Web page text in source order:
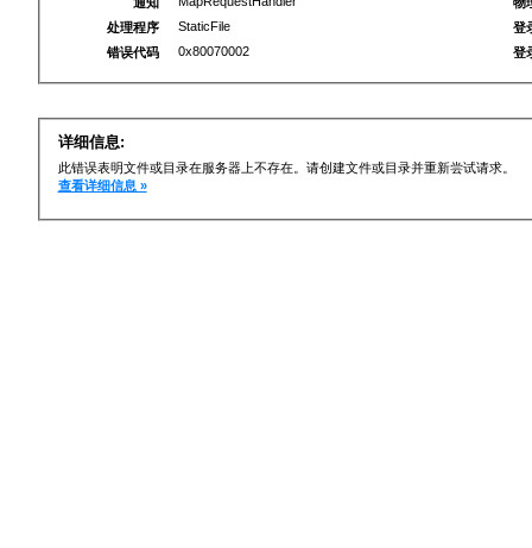
处理程序
StaticFile
错误代码
0x80070002
登
登
详细信息:
此错误表明文件或目录在服务器上不存在。请创建文件或目录并重新尝试请求。
查看详细信息 »